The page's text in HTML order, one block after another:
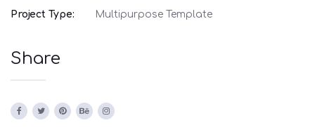
Project Type: Multipurpose Template
Share